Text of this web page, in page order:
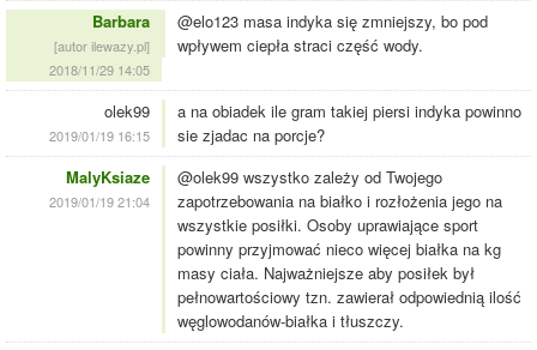
Barbara
[autor ilewazy.pl]
2018/11/29 14:05
@elo123 masa indyka się zmniejszy, bo pod
wpływem ciepła straci część wody.
olek99
2019/01/19 16:15
a na obiadek ile gram takiej piersi indyka powinno
sie zjadac na porcje?
MalyKsiaze
2019/01/19 21:04
@olek99 wszystko zależy od Twojego
zapotrzebowania na białko i rozłożenia jego na
wszystkie posiłki. Osoby uprawiające sport
powinny przyjmować nieco więcej białka na kg
masy ciała. Najważniejsze aby posiłek był
pełnowartościowy tzn. zawierał odpowiednią ilość
węglowodanów-białka i tłuszczy.